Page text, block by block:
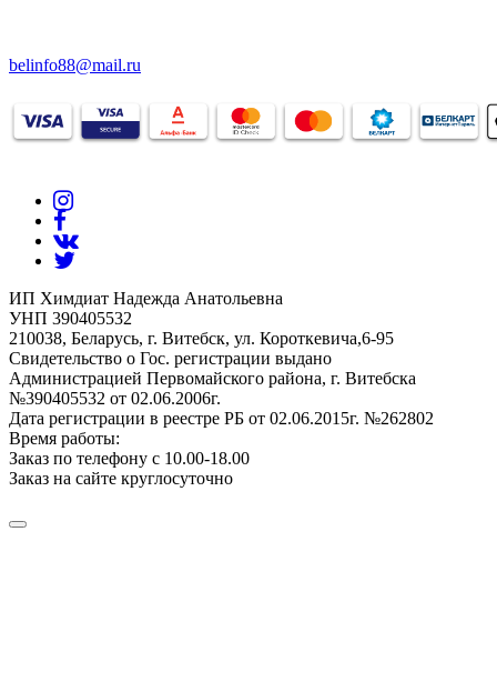
belinfo88@mail.ru
ИП Химдиат Надежда Анатольевна
УНП 390405532
210038, Беларусь, г. Витебск, ул. Короткевича,6-95
Свидетельство о Гос. регистрации выдано
Администрацией Первомайского района, г. Витебска
№390405532 от 02.06.2006г.
Дата регистрации в реестре РБ от 02.06.2015г. №262802
Время работы:
Заказ по телефону с 10.00-18.00
Заказ на сайте круглосуточно